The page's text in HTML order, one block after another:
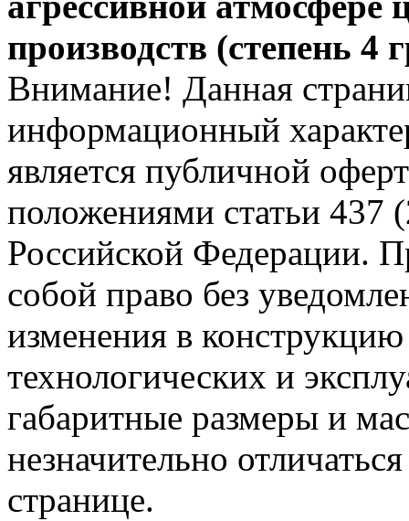
производств (степень
Внимание! Данная
информационный
является публичной
положениями статьи 437
Российской Федерации.
собой право без
изменения в
технологических и
габаритные размеры и
незначительно
странице.